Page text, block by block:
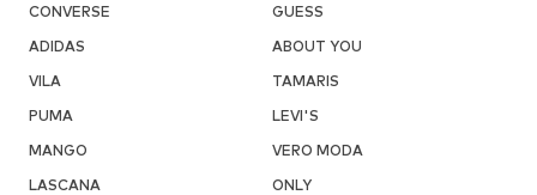
CONVERSE
GUESS
ADIDAS
ABOUT YOU
VILA
TAMARIS
PUMA
LEVI'S
MANGO
VERO MODA
LASCANA
ONLY